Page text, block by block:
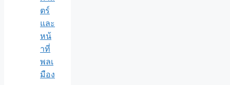
ตร์
และ
หน้
าที่
พลเ
มือง